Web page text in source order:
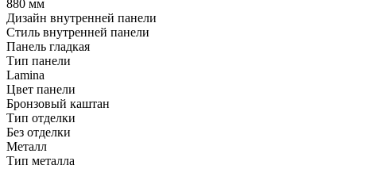
880 мм
Дизайн внутренней панели
Стиль внутренней панели
Панель гладкая
Тип панели
Lamina
Цвет панели
Бронзовый каштан
Тип отделки
Без отделки
Металл
Тип металла